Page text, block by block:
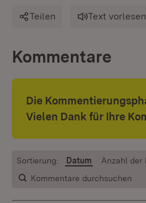
Teilen Text vorlesen
Kommentare
Die
Vielen Dank für Ihre
Kommentare durchsuchen
Sortierung: Datum Anzahl der